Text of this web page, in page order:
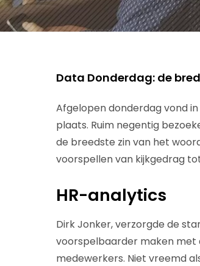
Data Donderdag: de
Afgelopen donderdag vond
plaats. Ruim negentig
de breedste zin van het
voorspellen van kijkgedrag
HR-analytics
Dirk Jonker, verzorgde de
voorspelbaarder maken met
medewerkers. Niet vreemd